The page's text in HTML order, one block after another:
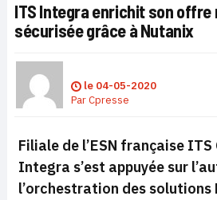
ITS Integra enrichit son
sécurisée grâce à Nutanix
le 04-05-2020
ParCpresse
Filiale de l’ESN française ITS
Integra s’est appuyée sur
l’orchestration des solutions